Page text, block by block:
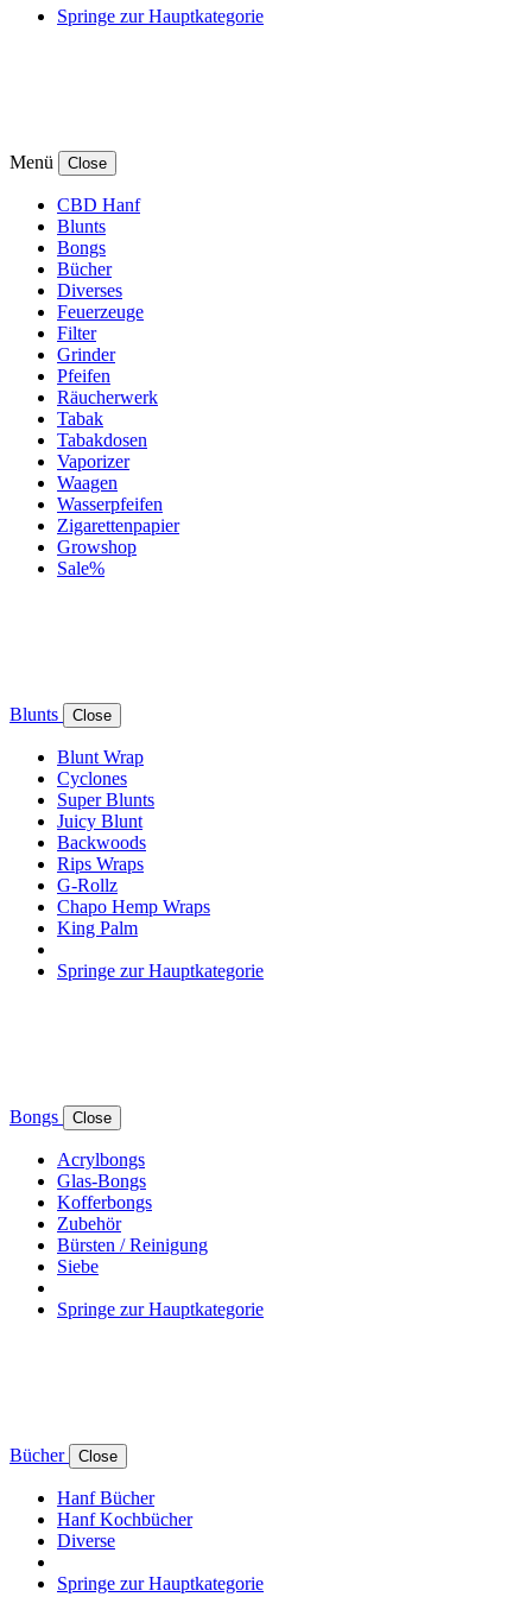
Springe zur Hauptkategorie
Menü Close
CBD Hanf
Blunts
Bongs
Bücher
Diverses
Feuerzeuge
Filter
Grinder
Pfeifen
Räucherwerk
Tabak
Tabakdosen
Vaporizer
Waagen
Wasserpfeifen
Zigarettenpapier
Growshop
Sale%
Blunts Close
Blunt Wrap
Cyclones
Super Blunts
Juicy Blunt
Backwoods
Rips Wraps
G-Rollz
Chapo Hemp Wraps
King Palm
Springe zur Hauptkategorie
Bongs Close
Acrylbongs
Glas-Bongs
Kofferbongs
Zubehör
Bürsten / Reinigung
Siebe
Springe zur Hauptkategorie
Bücher Close
Hanf Bücher
Hanf Kochbücher
Diverse
Springe zur Hauptkategorie